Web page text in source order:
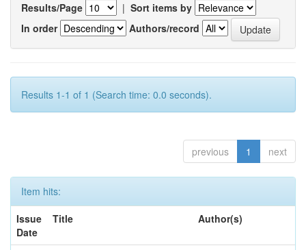
Results/Page | Sort items by
In order
Authors/record
Results 1-1 of 1 (Search time: 0.0 seconds).
previous 1 next
Item hits:
Issue
Date
Title Author(s)